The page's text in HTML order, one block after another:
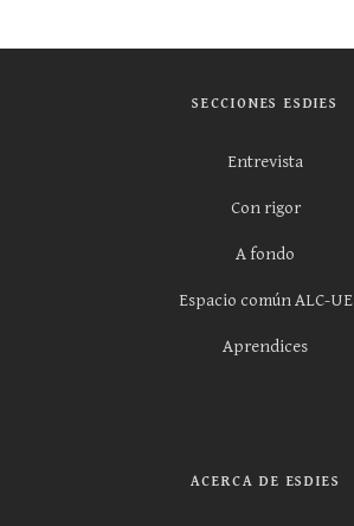
SECCIONES ESDIES
Entrevista
Con rigor
A fondo
Espacio común ALC-UE
Aprendices
ACERCA DE ESDIES